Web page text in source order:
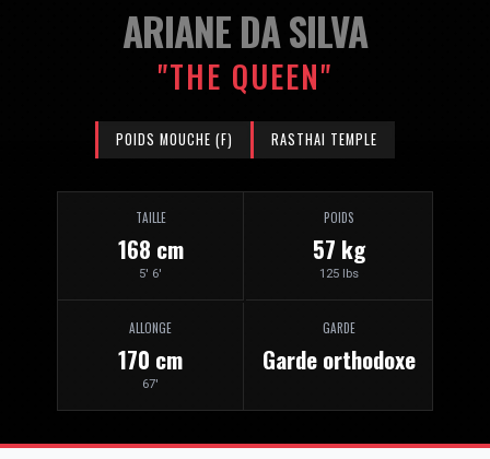
ARIANE DA SILVA
"THE QUEEN"
POIDS MOUCHE (F) RASTHAI TEMPLE
TAILLE
168 cm
5' 6'
POIDS
57 kg
125 lbs
ALLONGE
170 cm
67'
GARDE
Garde orthodoxe